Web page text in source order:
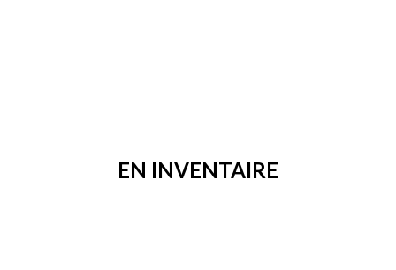
EN INVENTAIRE